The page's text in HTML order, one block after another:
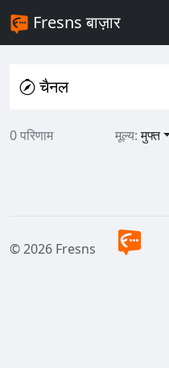
Fresns बाज़ार
चैनल
0 परिणाम मूल्य:मुफ्त
© 2026 Fresns